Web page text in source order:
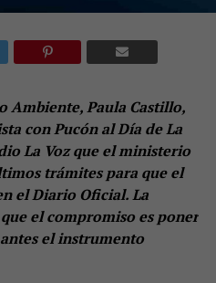
Ambiente, Paula Castillo,
con Pucón al Día de La
La Voz que el ministerio
trámites para que el
el Diario Oficial. La
el compromiso es poner
el instrumento